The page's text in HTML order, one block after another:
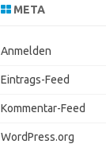
META
Anmelden
Eintrags-Feed
Kommentar-Feed
WordPress.org